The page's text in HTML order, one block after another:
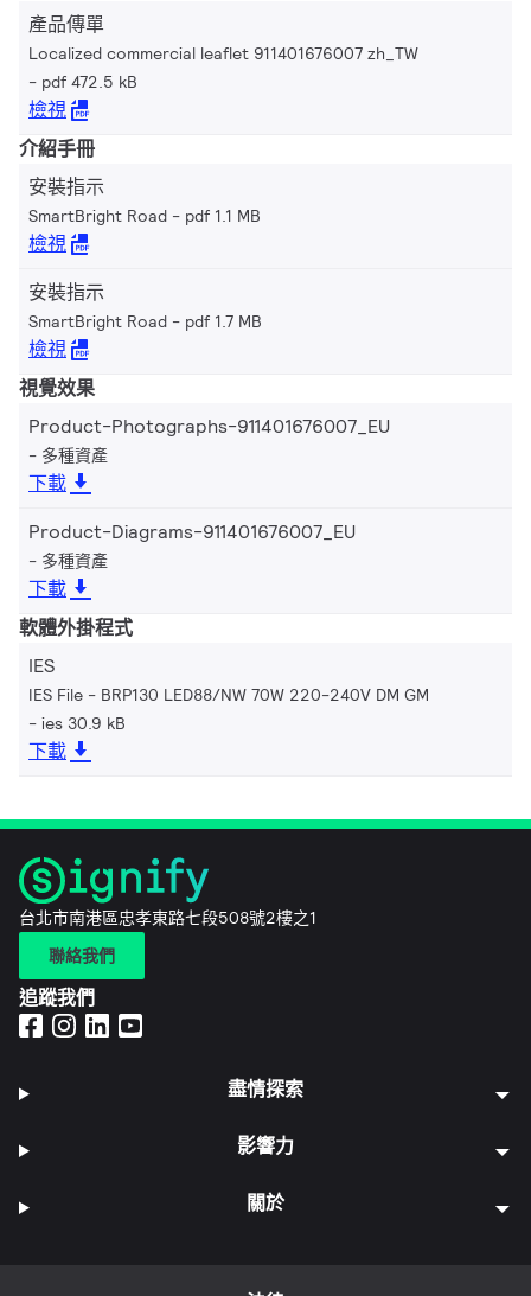
產品傳單
Localized commercial leaflet 911401676007 zh_TW
pdf 472.5 kB
檢視
介紹手冊
安裝指示
SmartBright Road pdf 1.1 MB
檢視
安裝指示
SmartBright Road pdf 1.7 MB
檢視
視覺效果
Product-Photographs-911401676007_EU
多種資產
下載
Product-Diagrams-911401676007_EU
多種資產
下載
軟體外掛程式
IES
IES File - BRP130 LED88/NW 70W 220-240V DM GM
ies 30.9 kB
下載
台北市南港區忠孝東路七段508號2樓之1
聯絡我們
追蹤我們
盡情探索
影響力
關於